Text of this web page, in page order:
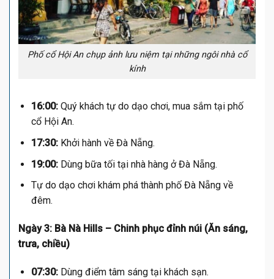
Phố cổ Hội An chụp ảnh lưu niệm tại những ngôi nhà cổ
kính
16:00:Quý khách tự do dạo chơi, mua sắm tại phố
cổ Hội An.
17:30:Khởi hành về Đà Nẵng.
19:00: Dùng bữa tối tại nhà hàng ở Đà Nẵng.
Tự do dạo chơi khám phá thành phố Đà Nẵng về
đêm.
Ngày 3: Bà Nà Hills – Chinh phục đỉnh núi (Ăn sáng,
trưa, chiều)
07:30:Dùng điểm tâm sáng tại khách sạn.